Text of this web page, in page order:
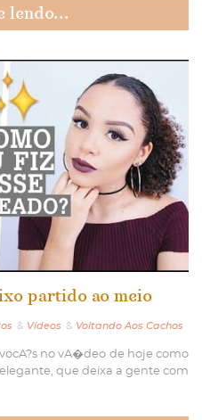
lendo...
partido ao meio
& Vídeos & Voltando Aos Cachos
no vA�deo de hoje como
que deixa a gente com